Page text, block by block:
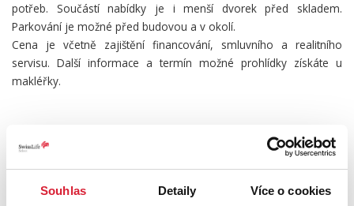
Souhlas Detaily Více o cookies
potřeb. Součástí nabídky je i menší dvorek před skladem.
Parkování je možné před budovou a v okolí.
Cena je včetně zajištění financování, smluvního a realitního
servisu. Další informace a termín možné prohlídky získáte u
makléřky.
PODROBNOSTI
UMÍSTĚNÍ OBJEKTU